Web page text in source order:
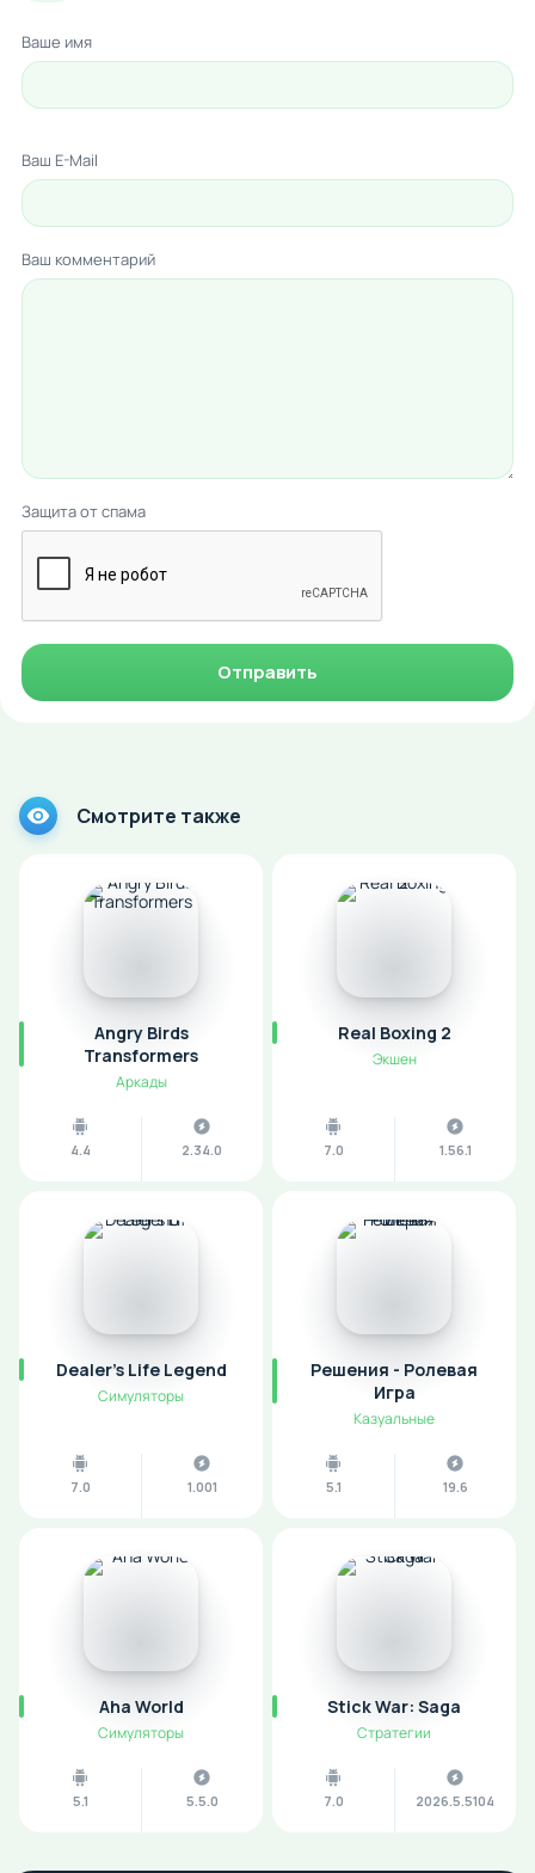
Ваше имя
Ваш E-Mail
Ваш комментарий
Защита от спама
Отправить
Смотрите также
Angry Birds
Transformers
Аркады
4.4 2.34.0
Real Boxing 2
Экшен
7.0 1.56.1
Dealer's Life Legend
Симуляторы
7.0 1.001
Решения - Ролевая
Игра
Казуальные
5.1 19.6
Aha World
Симуляторы
5.1 5.5.0
Stick War: Saga
Стратегии
7.0 2026.5.5104